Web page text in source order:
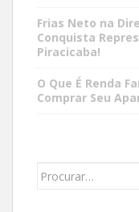
Frias Neto na
Conquista
Piracicaba!
O Que É Renda
Comprar Seu
Search